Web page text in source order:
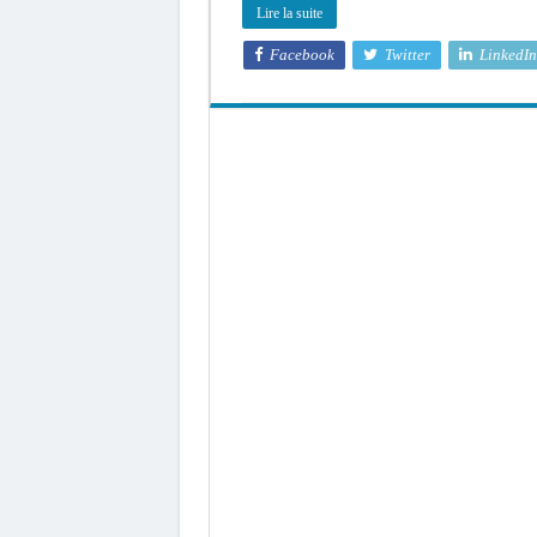
Lire la suite
Facebook Twitter LinkedIn